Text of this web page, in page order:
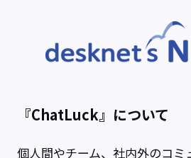
『ChatLuck』について
個人間やチーム、社内外のコ